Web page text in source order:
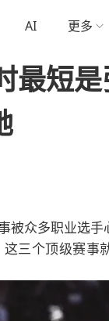
AI 更多
最短
被众多职业选
三个顶级赛事